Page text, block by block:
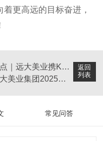
更高远的目标奋进，
返回
列表
修护黑科技，解锁美业抗皱新赛道
团2025年度大事记
常见问答